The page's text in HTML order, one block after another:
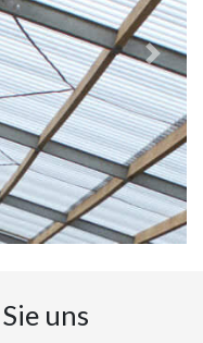
Next
uns